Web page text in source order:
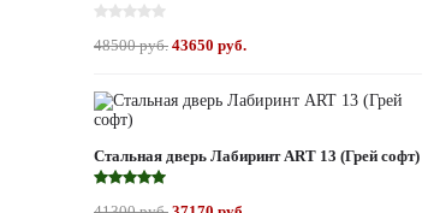
48500 руб. 43650 руб.
Стальная дверь Лабиринт ART 13 (Грей софт)